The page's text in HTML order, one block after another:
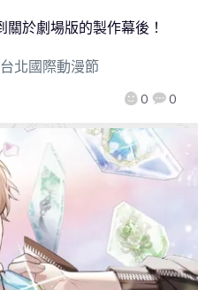
0 0
於劇場版的製作幕後！
台北國際動漫節